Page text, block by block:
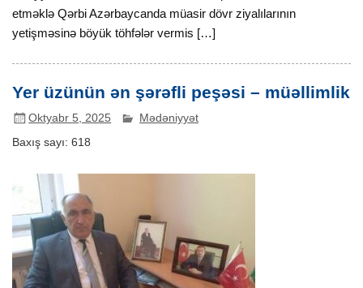
etməklə Qərbi Azərbaycanda müasir dövr ziyalılarının
yetişməsinə böyük töhfələr vermis […]
Yer üzünün ən şərəfli peşəsi – müəllimlik
Oktyabr 5, 2025 Mədəniyyət
Baxış sayı: 618